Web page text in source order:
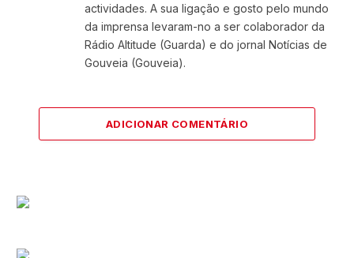
actividades. A sua ligação e gosto pelo mundo
da imprensa levaram-no a ser colaborador da
Rádio Altitude (Guarda) e do jornal Notícias de
Gouveia (Gouveia).
ADICIONAR COMENTÁRIO